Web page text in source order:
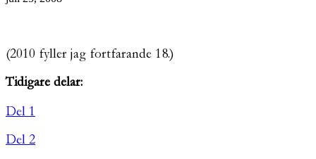
(2010 fyller jag fortfarande 18.)
Tidigare delar:
Del 1
Del 2